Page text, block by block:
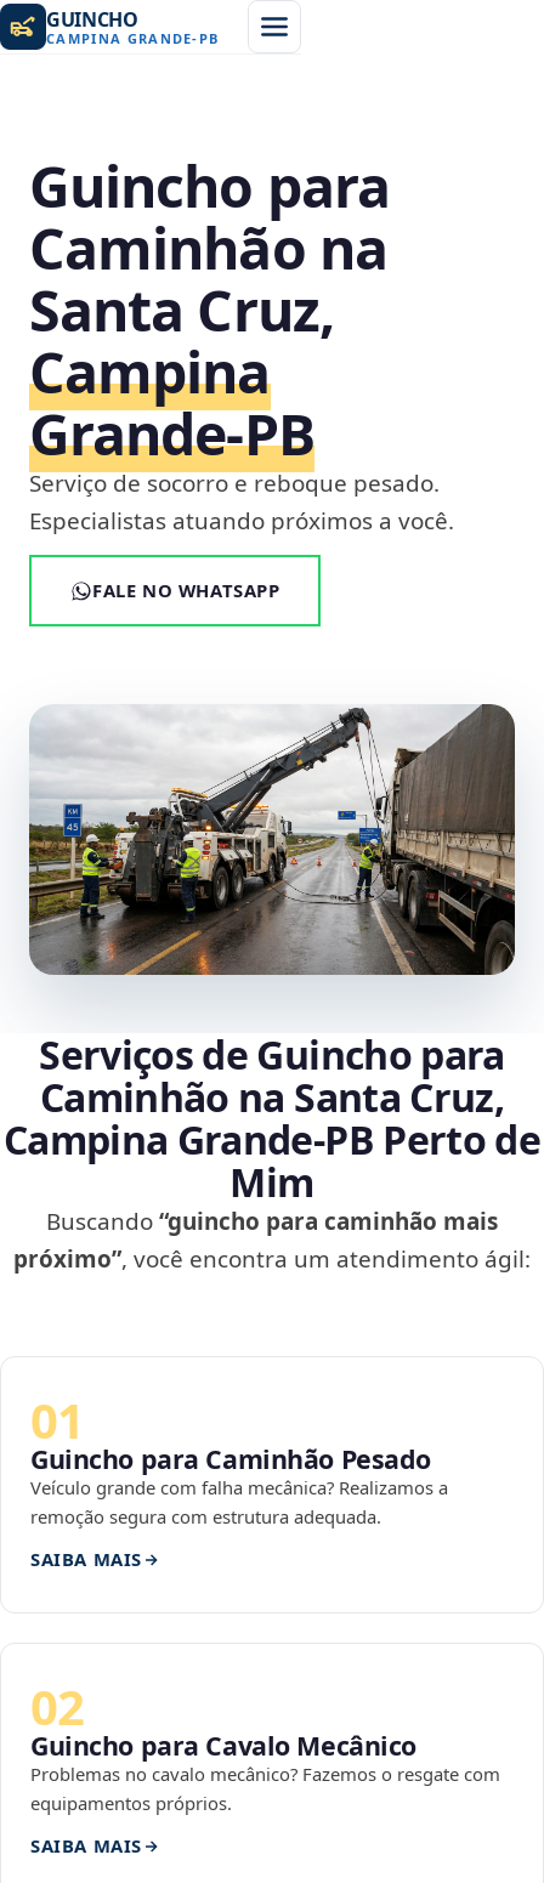
GUINCHO
CAMPINA GRANDE- PB
Guincho para
Caminhão na
Santa Cruz,
Campina
Grande‑PB
Serviço de socorro e reboque pesado.
Especialistas atuando próximos a você.
FALE NO WHATSAPP
Serviços de Guincho para
Caminhão na Santa Cruz,
Campina Grande‑PB Perto de
Mim
Buscando“guincho para caminhão mais
próximo”, você encontra um atendimento ágil:
01
Guincho para Caminhão Pesado
Veículo grande com falha mecânica? Realizamos a
remoção segura com estrutura adequada.
SAIBA MAIS
02
Guincho para Cavalo Mecânico
Problemas no cavalo mecânico? Fazemos o resgate com
equipamentos próprios.
SAIBA MAIS